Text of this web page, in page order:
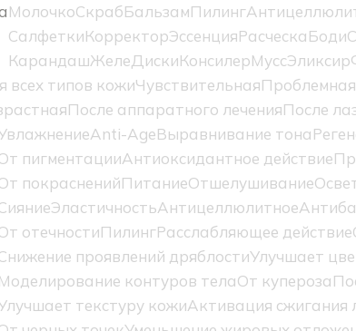
МолочкоСкрабБальзамПилинг
СалфеткиКорректорЭссенцияРасческаБоди
КарандашЖелеДискиКонсилерМуссЭликсир
всех типов кожиЧувствительнаяПроблемная
После аппаратного леченияПосле
Anti-AgeВыравнивание тона
пигментацииАнтиоксидантное действие
покрасненийПитаниеОтшелушивание
ЭластичностьАнтицеллюлитное
отечностиПилингРасслабляющее действие
проявлений дряблостиУлучшает
Моделирование контуров телаОт купероза
текстуру кожиАктивация сжигания